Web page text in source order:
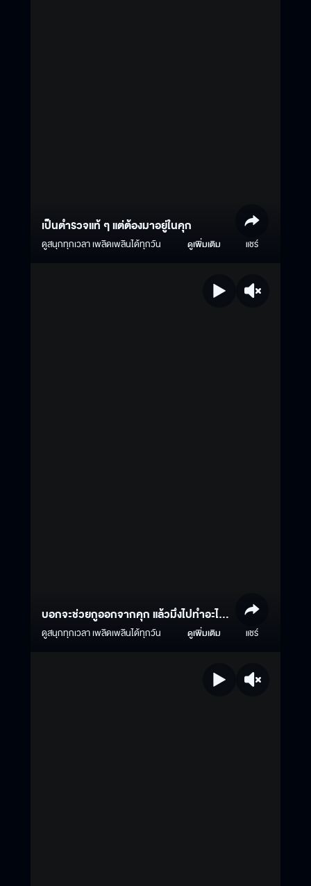
เป็นตำรวจแท้ ๆ แต่ต้องมาอยู่ในคุก
ดูสนุกทุกเวลา เพลิดเพลินได้ทุกวัน ดูเพิ่มเติม แชร์
บอกจะช่วยกูออกจากคุก แล้วมึงไปทำอะไร
ในนั้น
ดูสนุกทุกเวลา เพลิดเพลินได้ทุกวัน ดูเพิ่มเติม แชร์